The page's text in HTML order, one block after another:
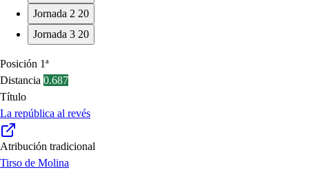
Jornada 2 20
Jornada 3 20
Posición 1ª
Distancia 0.687
Título
La república al revés
Atribución tradicional
Tirso de Molina